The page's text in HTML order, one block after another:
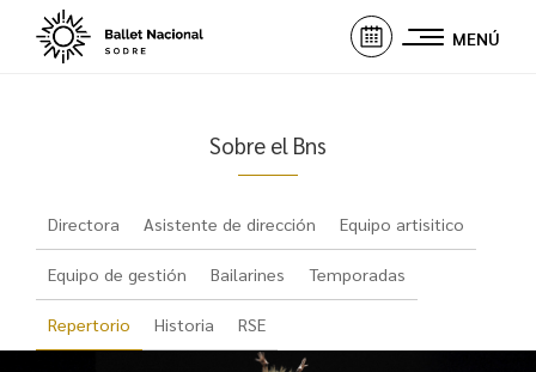
MENÚ
Sobre el Bns
Directora Asistente de dirección Equipo artisitico
Equipo de gestión Bailarines Temporadas
Repertorio Historia RSE